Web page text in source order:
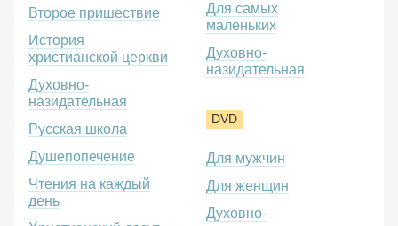
Второе пришествие
История
христианской церкви
Духовно-
назидательная
Русская школа
Душепопечение
Чтения на каждый
день
Для самых
маленьких
Духовно-
назидательная
DVD
Для мужчин
Для женщин
Духовно-